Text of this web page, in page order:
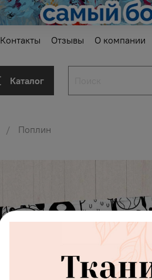
Контакты Отзывы О компании
Каталог
Поплин